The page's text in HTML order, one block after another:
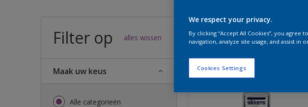
Filter op alles wissen
Maak uw keus
Alle categorieën
47resultaten voor jou
We respect your privacy.
By clicking “Accept All Cookies”, you
navigation, analyze site usage, and assist in
Cookies Settings